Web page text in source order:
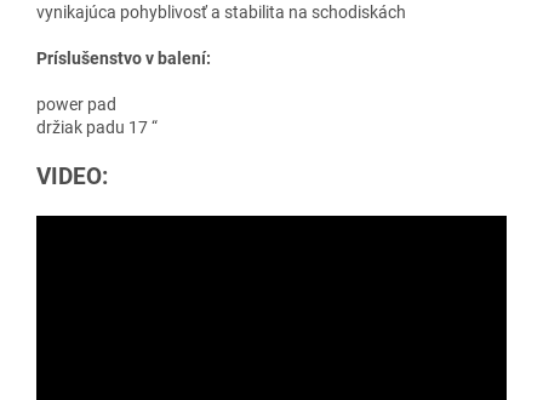
vynikajúca pohyblivosť a stabilita na schodiskách
Príslušenstvo v balení:
power pad
držiak padu 17 “
VIDEO: